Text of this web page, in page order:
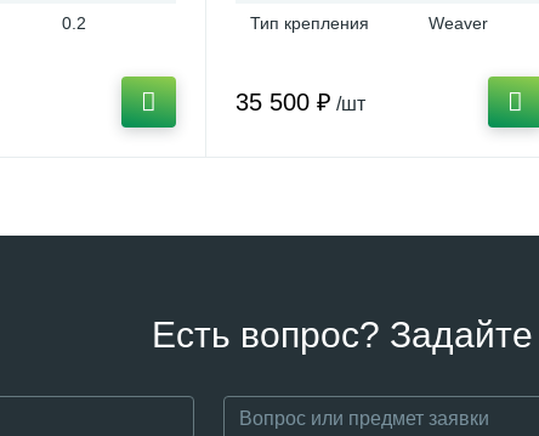
0.2
Тип крепления
Weaver
35 500 ₽ /шт
Есть вопрос?